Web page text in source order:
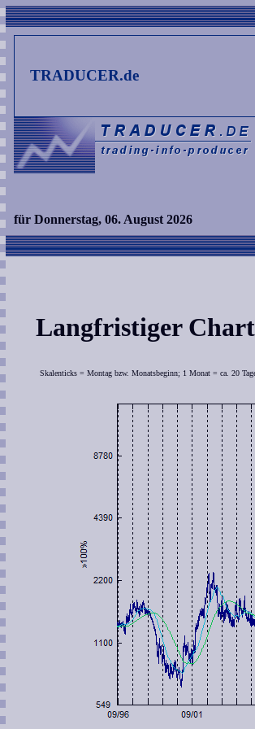
TRADUCER.de
für Donnerstag, 06. August 2026
Langfristiger
Skalenticks = Montag bzw. Monatsbeginn; 1 Monat = ca. 20